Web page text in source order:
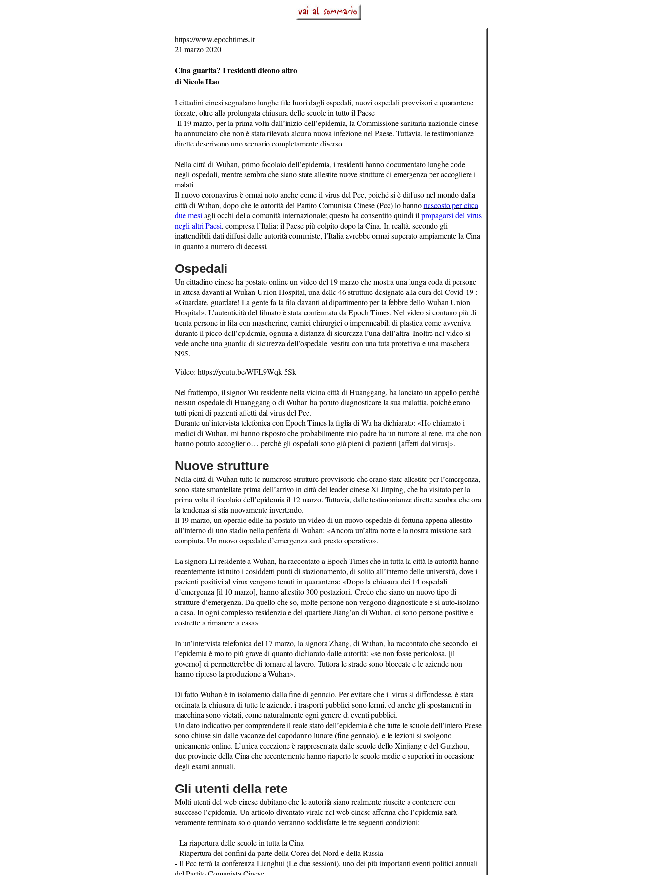
https://www.epochtimes.it
21 marzo 2020
Cina guarita? I residenti dicono altro
di Nicole Hao
I cittadini cinesi segnalano lunghe file fuori dagli ospedali, nuovi ospedali provvisori e quarantene
forzate, oltre alla prolungata chiusura delle scuole in tutto il Paese
Il 19 marzo, per la prima volta dall’inizio dell’epidemia, la Commissione sanitaria nazionale cinese
ha annunciato che non è stata rilevata alcuna nuova infezione nel Paese. Tuttavia, le testimonianze
dirette descrivono uno scenario completamente diverso.
Nella città di Wuhan, primo focolaio dell’epidemia, i residenti hanno documentato lunghe code
negli ospedali, mentre sembra che siano state allestite nuove strutture di emergenza per accogliere i
malati.
Il nuovo coronavirus è ormai noto anche come il virus del Pcc, poiché si è diffuso nel mondo dalla
città di Wuhan, dopo che le autorità del Partito Comunista Cinese (Pcc) lo hannonascosto per circa
due mesi agli occhi della comunità internazionale; questo ha consentito quindi il propagarsi del virus
negli altri Paesi, compresa l’Italia: il Paese più colpito dopo la Cina. In realtà, secondo gli
inattendibili dati diffusi dalle autorità comuniste, l’Italia avrebbe ormai superato ampiamente la Cina
in quanto a numero di decessi.
Ospedali
Un cittadino cinese ha postato online un video del 19 marzo che mostra una lunga coda di persone
in attesa davanti al Wuhan Union Hospital, una delle 46 strutture designate alla cura del Covid-19 :
«Guardate, guardate! La gente fa la fila davanti al dipartimento per la febbre dello Wuhan Union
Hospital». L’autenticità del filmato è stata confermata da Epoch Times. Nel video si contano più di
trenta persone in fila con mascherine, camici chirurgici o impermeabili di plastica come avveniva
durante il picco dell’epidemia, ognuna a distanza di sicurezza l’una dall’altra. Inoltre nel video si
vede anche una guardia di sicurezza dell’ospedale, vestita con una tuta protettiva e una maschera
N95.
Video: https://youtu.be/WFL9Wqk-5Sk
Nel frattempo, il signor Wu residente nella vicina città di Huanggang, ha lanciato un appello perché
nessun ospedale di Huanggang o di Wuhan ha potuto diagnosticare la sua malattia, poiché erano
tutti pieni di pazienti affetti dal virus del Pcc.
Durante un’intervista telefonica con Epoch Times la figlia di Wu ha dichiarato: «Ho chiamato i
medici di Wuhan, mi hanno risposto che probabilmente mio padre ha un tumore al rene, ma che non
hanno potuto accoglierlo… perché gli ospedali sono già pieni di pazienti [affetti dal virus]».
Nuove strutture
Nella città di Wuhan tutte le numerose strutture provvisorie che erano state allestite per l’emergenza,
sono state smantellate prima dell’arrivo in città del leader cinese Xi Jinping, che ha visitato per la
prima volta il focolaio dell’epidemia il 12 marzo. Tuttavia, dalle testimonianze dirette sembra che ora
la tendenza si stia nuovamente invertendo.
Il 19 marzo, un operaio edile ha postato un video di un nuovo ospedale di fortuna appena allestito
all’interno di uno stadio nella periferia di Wuhan: «Ancora un’altra notte e la nostra missione sarà
compiuta. Un nuovo ospedale d’emergenza sarà presto operativo».
La signora Li residente a Wuhan, ha raccontato a Epoch Times che in tutta la città le autorità hanno
recentemente istituito i cosiddetti punti di stazionamento, di solito all’interno delle università, dove i
pazienti positivi al virus vengono tenuti in quarantena: «Dopo la chiusura dei 14 ospedali
d’emergenza [il 10 marzo], hanno allestito 300 postazioni. Credo che siano un nuovo tipo di
strutture d’emergenza. Da quello che so, molte persone non vengono diagnosticate e si auto-isolano
a casa. In ogni complesso residenziale del quartiere Jiang’an di Wuhan, ci sono persone positive e
costrette a rimanere a casa».
In un’intervista telefonica del 17 marzo, la signora Zhang, di Wuhan, ha raccontato che secondo lei
l’epidemia è molto più grave di quanto dichiarato dalle autorità: «se non fosse pericolosa, [il
governo] ci permetterebbe di tornare al lavoro. Tuttora le strade sono bloccate e le aziende non
hanno ripreso la produzione a Wuhan».
Di fatto Wuhan è in isolamento dalla fine di gennaio. Per evitare che il virus si diffondesse, è stata
ordinata la chiusura di tutte le aziende, i trasporti pubblici sono fermi, ed anche gli spostamenti in
macchina sono vietati, come naturalmente ogni genere di eventi pubblici.
Un dato indicativo per comprendere il reale stato dell’epidemia è che tutte le scuole dell’intero Paese
sono chiuse sin dalle vacanze del capodanno lunare (fine gennaio), e le lezioni si svolgono
unicamente online. L’unica eccezione è rappresentata dalle scuole dello Xinjiang e del Guizhou,
due provincie della Cina che recentemente hanno riaperto le scuole medie e superiori in occasione
degli esami annuali.
Gli utenti della rete
Molti utenti del web cinese dubitano che le autorità siano realmente riuscite a contenere con
successo l’epidemia. Un articolo diventato virale nel web cinese afferma che l’epidemia sarà
veramente terminata solo quando verranno soddisfatte le tre seguenti condizioni:
- La riapertura delle scuole in tutta la Cina
- Riapertura dei confini da parte della Corea del Nord e della Russia
- Il Pcc terrà la conferenza Lianghui (Le due sessioni), uno dei più importanti eventi politici annuali